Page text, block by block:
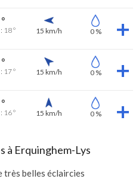
18 ° 15 km/h 0 %
17 ° 15 km/h 0 %
16 ° 15 km/h 0 %
à Erquinghem-Lys
très belles éclaircies